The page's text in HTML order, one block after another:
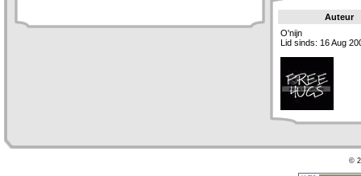
Auteur
O'nijn
Lid sinds: 16 Aug
©